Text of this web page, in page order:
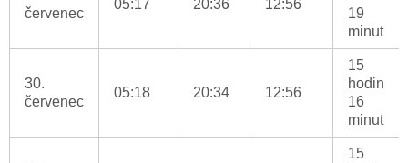
červenec
05:17 20:36 12:56
19
minut
30.
červenec
05:18 20:34 12:56
15
hodin
16
minut
15